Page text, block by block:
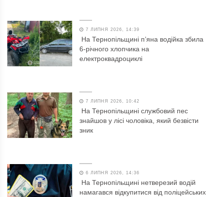
7 ЛИПНЯ 2026, 14:39
На Тернопільщині п’яна водійка збила
6-річного хлопчика на
електроквадроциклі
7 ЛИПНЯ 2026, 10:42
На Тернопільщині службовий пес
знайшов у лісі чоловіка, який безвісти
зник
6 ЛИПНЯ 2026, 14:36
На Тернопільщині нетверезий водій
намагався відкупитися від поліцейських